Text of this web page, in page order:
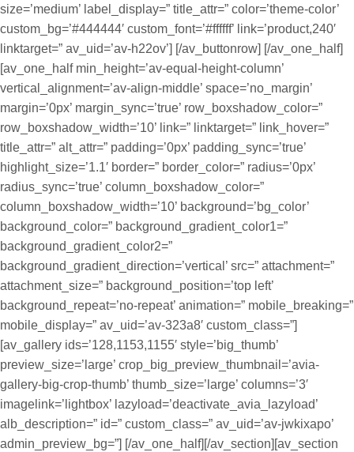
size=’medium’ label_display=” title_attr=” color=’theme-color’
custom_bg=’#444444′ custom_font=’#ffffff’ link=’product,240′
linktarget=” av_uid=’av-h22ov’] [/av_buttonrow] [/av_one_half]
[av_one_half min_height=’av-equal-height-column’
vertical_alignment=’av-align-middle’ space=’no_margin’
margin=’0px’ margin_sync=’true’ row_boxshadow_color=”
row_boxshadow_width=’10’ link=” linktarget=” link_hover=”
title_attr=” alt_attr=” padding=’0px’ padding_sync=’true’
highlight_size=’1.1′ border=” border_color=” radius=’0px’
radius_sync=’true’ column_boxshadow_color=”
column_boxshadow_width=’10’ background=’bg_color’
background_color=” background_gradient_color1=”
background_gradient_color2=”
background_gradient_direction=’vertical’ src=” attachment=”
attachment_size=” background_position=’top left’
background_repeat=’no-repeat’ animation=” mobile_breaking=”
mobile_display=” av_uid=’av-323a8′ custom_class=”]
[av_gallery ids=’128,1153,1155′ style=’big_thumb’
preview_size=’large’ crop_big_preview_thumbnail=’avia-
gallery-big-crop-thumb’ thumb_size=’large’ columns=’3′
imagelink=’lightbox’ lazyload=’deactivate_avia_lazyload’
alb_description=” id=” custom_class=” av_uid=’av-jwkixapo’
admin_preview_bg=”] [/av_one_half][/av_section][av_section